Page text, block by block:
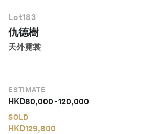
Lot183
仇德樹
天外霓裳
ESTIMATE
HKD80,000-120,000
SOLD
HKD129,800